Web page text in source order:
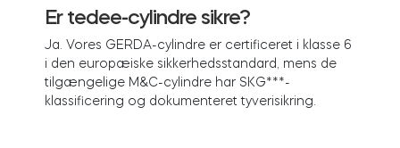
Udlejning
Tedee GO2
BLOG
Er tedee-cylindre sikre?
Ja. Vores GERDA-cylindre er certificeret i klasse 6
i den europæiske sikkerhedsstandard, mens de
tilgængelige M&C-cylindre har SKG***-
klassificering og dokumenteret tyverisikring.